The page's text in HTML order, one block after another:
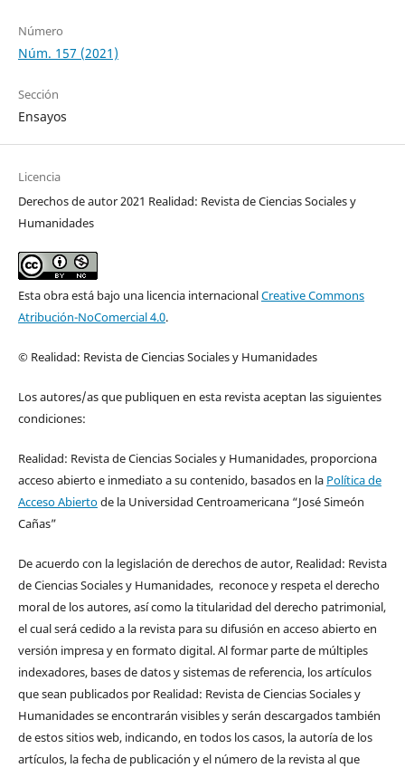
Número
Núm. 157 (2021)
Sección
Ensayos
Licencia
Derechos de autor 2021 Realidad: Revista de Ciencias Sociales y
Humanidades
Esta obra está bajo una licencia internacionalCreative Commons
Atribución-NoComercial 4.0.
© Realidad: Revista de Ciencias Sociales y Humanidades
Los autores/as que publiquen en esta revista aceptan las siguientes
condiciones:
Realidad: Revista de Ciencias Sociales y Humanidades, proporciona
acceso abierto e inmediato a su contenido, basados en la Política de
Acceso Abiertode la Universidad Centroamericana “José Simeón
Cañas”
De acuerdo con la legislación de derechos de autor, Realidad: Revista
de Ciencias Sociales y Humanidades, reconoce y respeta el derecho
moral de los autores, así como la titularidad del derecho patrimonial,
el cual será cedido a la revista para su difusión en acceso abierto en
versión impresa y en formato digital. Al formar parte de múltiples
indexadores, bases de datos y sistemas de referencia, los artículos
que sean publicados por Realidad: Revista de Ciencias Sociales y
Humanidades se encontrarán visibles y serán descargados también
de estos sitios web, indicando, en todos los casos, la autoría de los
artículos, la fecha de publicación y el número de la revista al que